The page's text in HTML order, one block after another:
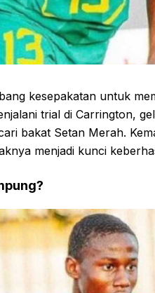
kesepakatan untuk
trial di Carrington,
bakat Setan Merah.
menjadi kunci